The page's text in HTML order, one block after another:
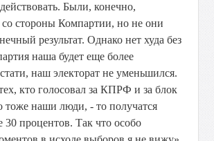
Были, конечно,
со стороны Компартии, но не они
результат. Однако нет худа без
наша будет еще более
наш электорат не уменьшился.
кто голосовал за КПРФ и за блок
тоже наши люди, - то получатся
процентов. Так что особо